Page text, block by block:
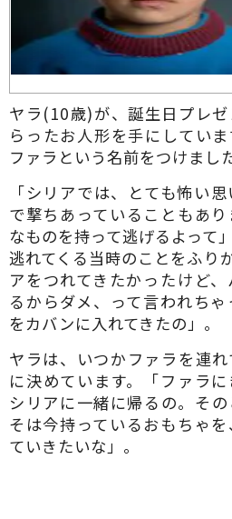
ヤラ(10歳)が、誕生日プレ
らったお人形を手にしてい
ファラという名前をつけました
「シリアでは、とても怖い
で撃ちあっていることもあ
なものを持って逃げるよって
逃れてくる当時のことをふり
アをつれてきたかったけど
るからダメ、って言われち
をカバンに入れてきたの」。
ヤラは、いつかファラを連
に決めています。「ファラに
シリアに一緒に帰るの。そ
そは今持っているおもちゃ
ていきたいな」。